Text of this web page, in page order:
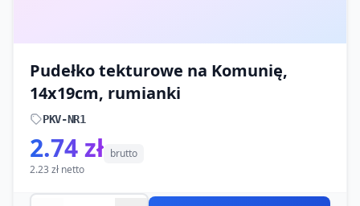
Pudełko tekturowe na Komunię,
14x19cm, rumianki
PKV-NR1
2.74 zł brutto
2.23 zł netto